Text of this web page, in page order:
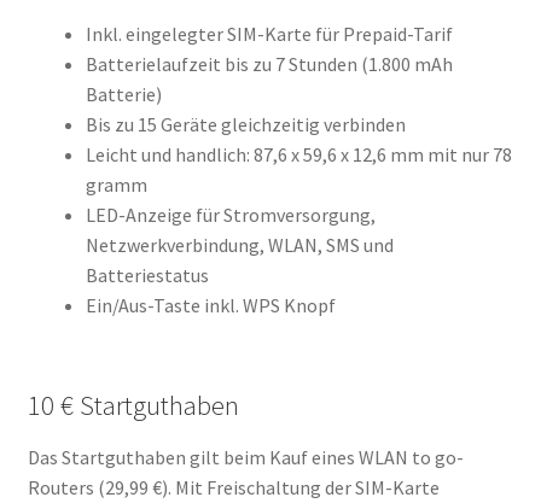
Inkl. eingelegter SIM-Karte für Prepaid-Tarif
Batterielaufzeit bis zu 7 Stunden (1.800 mAh
Batterie)
Bis zu 15 Geräte gleichzeitig verbinden
Leicht und handlich: 87,6 x 59,6 x 12,6 mm mit nur 78
gramm
LED-Anzeige für Stromversorgung,
Netzwerkverbindung, WLAN, SMS und
Batteriestatus
Ein/Aus-Taste inkl. WPS Knopf
10 € Startguthaben
Das Startguthaben gilt beim Kauf eines WLAN to go-
Routers (29,99 €). Mit Freischaltung der SIM-Karte